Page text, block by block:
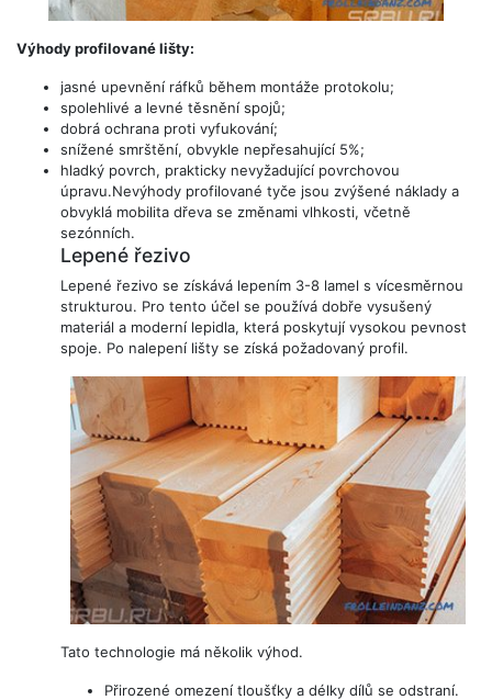
Výhody profilované lišty:
jasné upevnění ráfků během montáže protokolu;
spolehlivé a levné těsnění spojů;
dobrá ochrana proti vyfukování;
snížené smrštění, obvykle nepřesahující 5%;
hladký povrch, prakticky nevyžadující povrchovou
úpravu.Nevýhody profilované tyče jsou zvýšené náklady a
obvyklá mobilita dřeva se změnami vlhkosti, včetně
sezónních.
Lepené řezivo
Lepené řezivo se získává lepením 3-8 lamel s vícesměrnou
strukturou. Pro tento účel se používá dobře vysušený
materiál a moderní lepidla, která poskytují vysokou pevnost
spoje. Po nalepení lišty se získá požadovaný profil.
Tato technologie má několik výhod.
Přirozené omezení tloušťky a délky dílů se odstraní.